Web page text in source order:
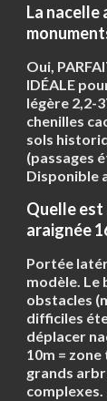
La nacelle
Oui,
IDÉALE
légère 2,2-
chenilles
sols
(passages
Disponible
Quelle
araignée
Portée
modèle.
obstacles
difficiles
déplacer
10m =
grands
complexes.